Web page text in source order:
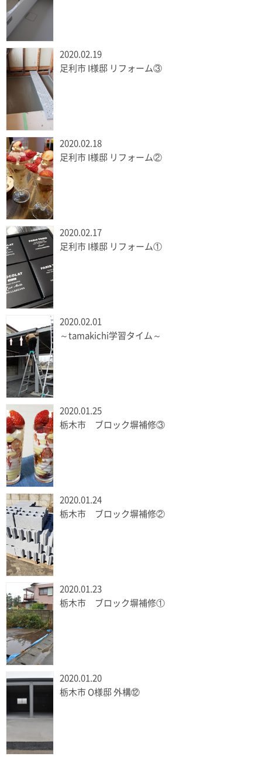
2020.02.19
足利市 I様邸 リフォーム③
2020.02.18
足利市 I様邸 リフォーム②
2020.02.17
足利市 I様邸 リフォーム①
2020.02.01
～tamakichi学習タイム～
2020.01.25
栃木市 ブロック塀補修③
2020.01.24
栃木市 ブロック塀補修②
2020.01.23
栃木市 ブロック塀補修①
2020.01.20
栃木市 O様邸 外構⑫